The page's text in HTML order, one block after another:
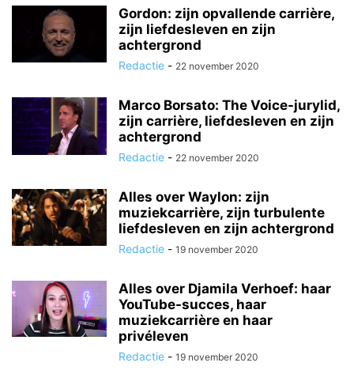
Gordon: zijn opvallende carrière,
zijn liefdesleven en zijn
achtergrond
Redactie - 22 november 2020
Marco Borsato: The Voice-jurylid,
zijn carrière, liefdesleven en zijn
achtergrond
Redactie - 22 november 2020
Alles over Waylon: zijn
muziekcarrière, zijn turbulente
liefdesleven en zijn achtergrond
Redactie - 19 november 2020
Alles over Djamila Verhoef: haar
YouTube-succes, haar
muziekcarrière en haar
privéleven
Redactie - 19 november 2020